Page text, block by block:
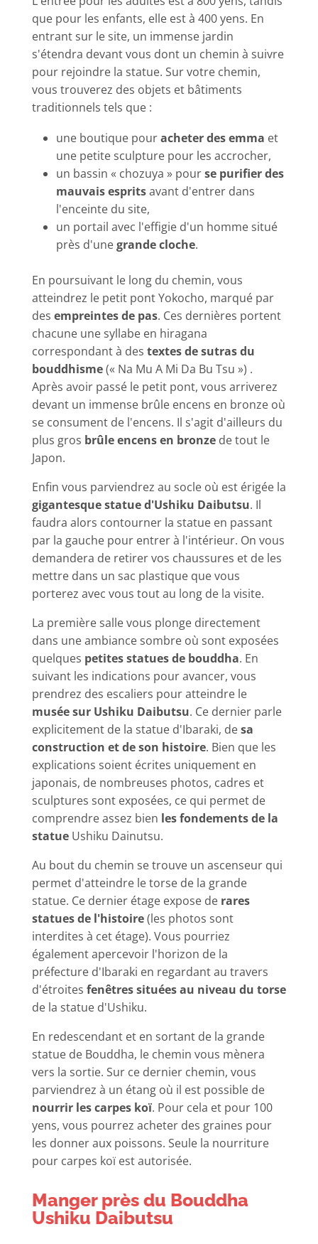
que pour les enfants, elle est à 400 yens. En
entrant sur le site, un immense jardin
s'étendra devant vous dont un chemin à suivre
pour rejoindre la statue. Sur votre chemin,
vous trouverez des objets et bâtiments
traditionnels tels que :
une boutique pouracheter des emma et
une petite sculpture pour les accrocher,
un bassin « chozuya » pourse purifier des
mauvais espritsavant d'entrer dans
l'enceinte du site,
un portail avec l'effigie d'un homme situé
près d'unegrande cloche.
En poursuivant le long du chemin, vous
atteindrez le petit pont Yokocho, marqué par
des empreintes de pas. Ces dernières portent
chacune une syllabe en hiragana
correspondant à des textes de sutras du
bouddhisme(« Na Mu A Mi Da Bu Tsu ») .
Après avoir passé le petit pont, vous arriverez
devant un immense brûle encens en bronze où
se consument de l'encens. Il s'agit d'ailleurs du
plus gros brûle encens en bronzede tout le
Japon.
Enfin vous parviendrez au socle où est érigée la
gigantesque statue d'Ushiku Daibutsu. Il
faudra alors contourner la statue en passant
par la gauche pour entrer à l'intérieur. On vous
demandera de retirer vos chaussures et de les
mettre dans un sac plastique que vous
porterez avec vous tout au long de la visite.
La première salle vous plonge directement
dans une ambiance sombre où sont exposées
quelques petites statues de bouddha. En
suivant les indications pour avancer, vous
prendrez des escaliers pour atteindre le
musée sur Ushiku Daibutsu. Ce dernier parle
explicitement de la statue d'Ibaraki, desa
construction et de son histoire. Bien que les
explications soient écrites uniquement en
japonais, de nombreuses photos, cadres et
sculptures sont exposées, ce qui permet de
comprendre assez bien les fondements de la
statueUshiku Dainutsu.
Au bout du chemin se trouve un ascenseur qui
permet d'atteindre le torse de la grande
statue. Ce dernier étage expose de rares
statues de l'histoire(les photos sont
interdites à cet étage). Vous pourriez
également apercevoir l'horizon de la
préfecture d'Ibaraki en regardant au travers
d'étroites fenêtres situées au niveau du torse
de la statue d'Ushiku.
En redescendant et en sortant de la grande
statue de Bouddha, le chemin vous mènera
vers la sortie. Sur ce dernier chemin, vous
parviendrez à un étang où il est possible de
nourrir les carpes koï. Pour cela et pour 100
yens, vous pourrez acheter des graines pour
les donner aux poissons. Seule la nourriture
pour carpes koï est autorisée.
Manger près du Bouddha
Ushiku Daibutsu